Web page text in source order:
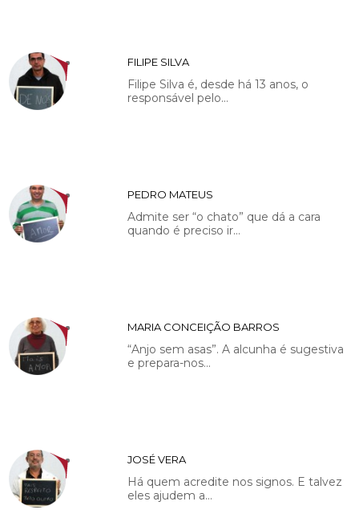
FILIPE SILVA
Filipe Silva é, desde há 13 anos, o
responsável pelo...
PEDRO MATEUS
Admite ser “o chato” que dá a cara
quando é preciso ir...
MARIA CONCEIÇÃO BARROS
“Anjo sem asas”. A alcunha é sugestiva
e prepara-nos...
JOSÉ VERA
Há quem acredite nos signos. E talvez
eles ajudem a...